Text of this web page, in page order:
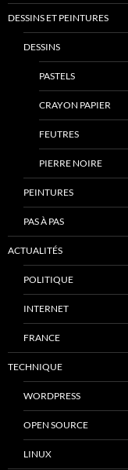
DESSINS ET PEINTURES
DESSINS
PASTELS
CRAYON PAPIER
FEUTRES
PIERRE NOIRE
PEINTURES
PAS À PAS
ACTUALITÉS
POLITIQUE
INTERNET
FRANCE
TECHNIQUE
WORDPRESS
OPEN SOURCE
LINUX